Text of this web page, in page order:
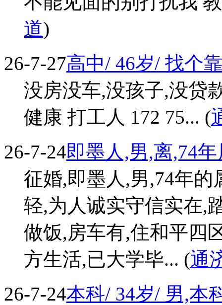
道)
26-7-27高中/ 46岁/ 找个
没房没车,没孩子,没贷
健康 打工人 172 75... (
26-7-24即墨人,男,离,74
征婚,即墨人,男,74年的
轻,为人诚实守信实在,
做饭,房车有,住和平四
方生活,已大学毕... (通
26-7-24本科/ 34岁/ 男,本